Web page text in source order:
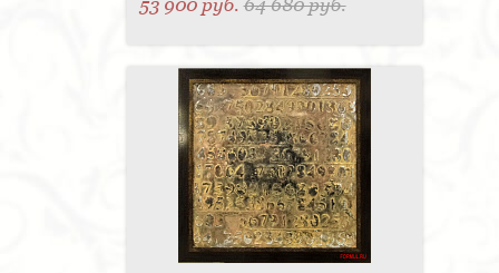
53 900 руб.64 680 руб.